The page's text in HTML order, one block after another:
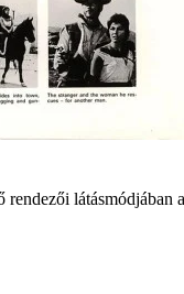
látásmódjában